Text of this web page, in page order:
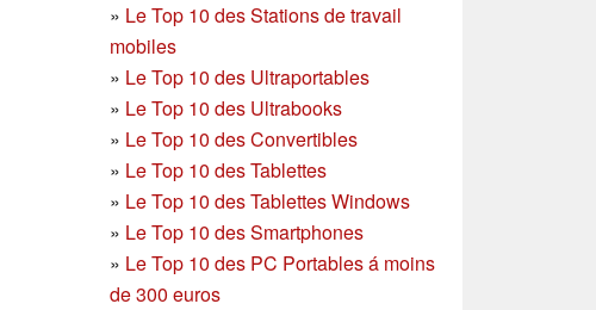
» Le Top 10 des Stations de travail
mobiles
» Le Top 10 des Ultraportables
» Le Top 10 des Ultrabooks
» Le Top 10 des Convertibles
» Le Top 10 des Tablettes
» Le Top 10 des Tablettes Windows
» Le Top 10 des Smartphones
» Le Top 10 des PC Portables á moins
de 300 euros